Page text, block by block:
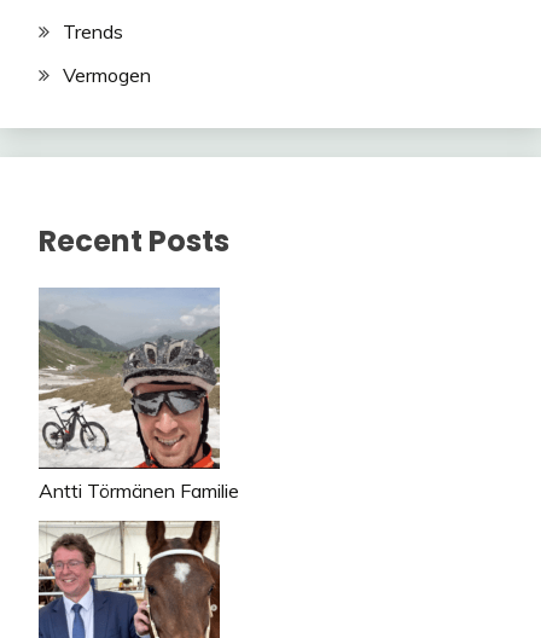
Trends
Vermogen
Recent Posts
Antti Törmänen Familie